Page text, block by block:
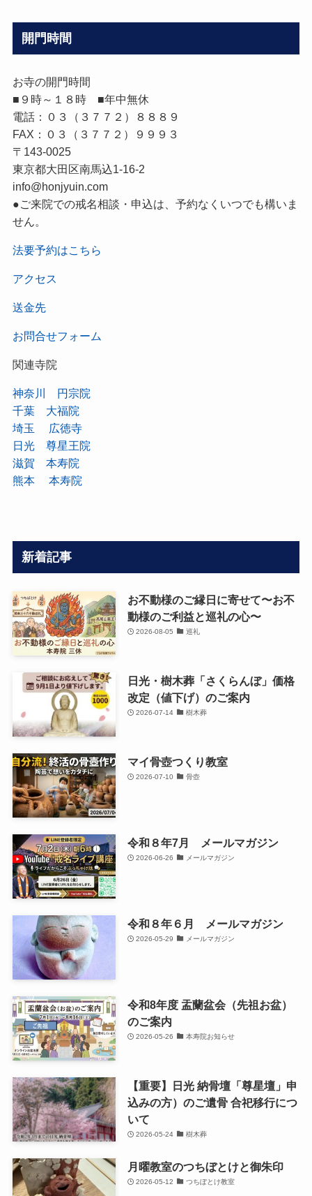
開門時間
お寺の開門時間
■９時～１８時 ■年中無休
電話：０３（３７７２）８８８９
FAX：０３（３７７２）９９９３
〒143-0025
東京都大田区南馬込1-16-2
info@honjyuin.com
●ご来院での戒名相談・申込は、予約なくいつでも構いま
せん。
法要予約はこちら
アクセス
送金先
お問合せフォーム
関連寺院
神奈川 円宗院
千葉 大福院
埼玉 広徳寺
日光 尊星王院
滋賀 本寿院
熊本 本寿院
新着記事
お不動様のご縁日に寄せて〜お不
動様のご利益と巡礼の心〜
2026-08-05 巡礼
日光・樹木葬「さくらんぼ」価格
改定（値下げ）のご案内
2026-07-14 樹木葬
マイ骨壺つくり教室
2026-07-10 骨壺
令和８年7月 メールマガジン
2026-06-26 メールマガジン
令和８年６月 メールマガジン
2026-05-29 メールマガジン
令和8年度 盂蘭盆会（先祖お盆）
のご案内
2026-05-26 本寿院お知らせ
【重要】日光 納骨壇「尊星壇」申
込みの方）のご遺骨 合祀移行につ
いて
2026-05-24 樹木葬
月曜教室のつちぼとけと御朱印
2026-05-12 つちぼとけ教室